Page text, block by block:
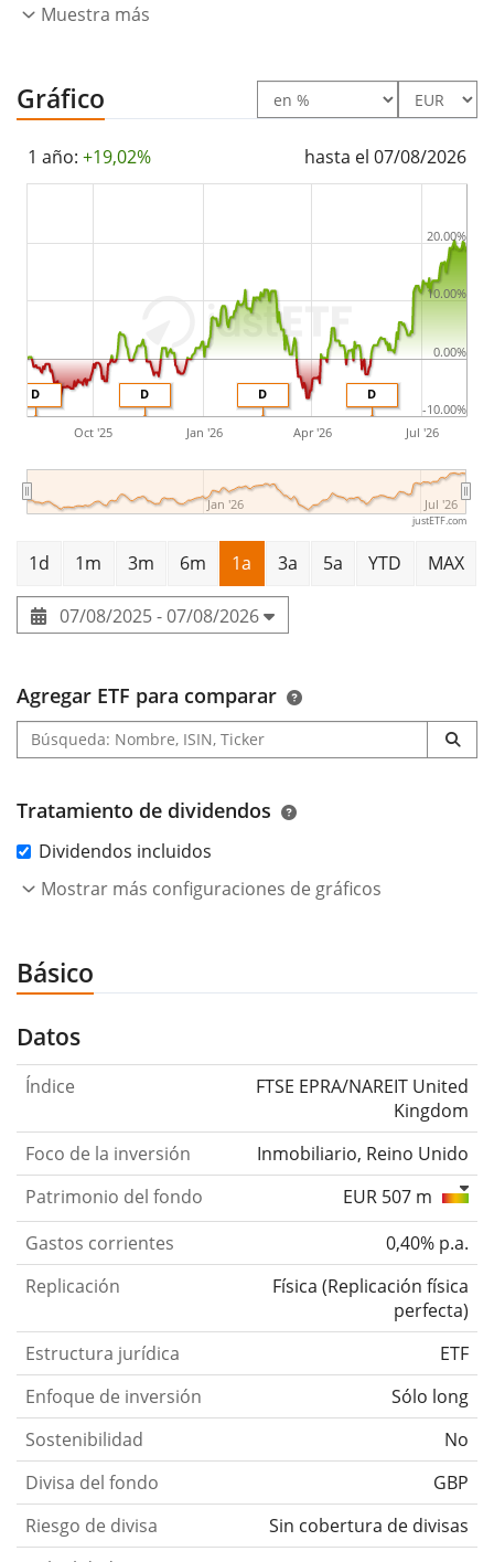
16 de marzo de 2007
Muestra más
Gráfico
1 año: +19,02% hasta el 07/08/2026
D
D
D
D
Oct '25 Jan '26 Apr '26 Jul '26
Jan '26 Jul '26
-10.00%
0.00%
10.00%
20.00%
justETF.com
1d 1m 3m 6m 1a 3a 5a YTD MAX
07/08/2025 - 07/08/2026
Agregar ETF para comparar
Tratamiento de dividendos
Dividendos incluidos
Mostrar más configuraciones de gráficos
Básico
Datos
Índice
FTSE EPRA/NAREIT United
Kingdom
Foco de la inversión
Inmobiliario, Reino Unido
Patrimonio del fondo
EUR 507 m
Gastos corrientes
0,40% p.a.
Replicación
Física (Replicación física
perfecta)
Estructura jurídica
ETF
Enfoque de inversión
Sólo long
Sostenibilidad
No
Divisa del fondo
GBP
Riesgo de divisa
Sin cobertura de divisas